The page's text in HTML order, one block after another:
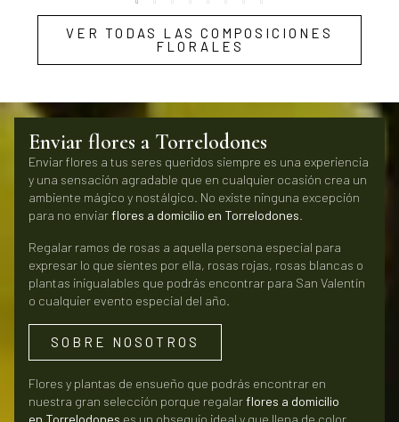
VER TODAS LAS COMPOSICIONES
FLORALES
Enviar flores a Torrelodones
Enviar flores a tus seres queridos siempre es una experiencia
y una sensación agradable que en cualquier ocasión crea un
ambiente mágico y nostálgico. No existe ninguna excepción
para no enviarflores a domicilio en Torrelodones
Regalar ramos de rosas a aquella persona especial para
expresar lo que sientes por ella, rosas rojas, rosas blancas o
plantas inigualables que podrás encontrar para San Valentín
o cualquier evento especial del año.
SOBRE NOSOTROS
Flores y plantas de ensueño que podrás encontrar en
nuestra gran selección porque regalarflores a domicilio
en Torrelodones es un obsequio ideal y que llena de color